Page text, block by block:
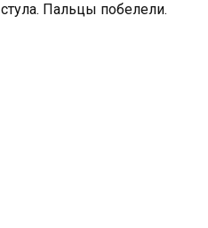
Пальцы побелели.